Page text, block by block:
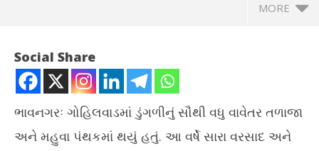
MORE
Social Share
ભાવનગરઃ ગોહિલવાડમાં ડુંગળીનું સૌથી વધુ વાવેતર તળાજા
અને મહુવા પંથકમાં થયું હતું. આ વર્ષે સારા વરસાદ અને